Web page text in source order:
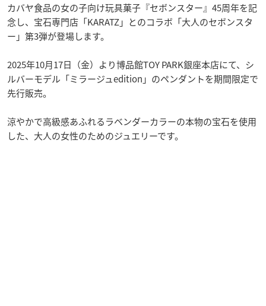
カバヤ食品の女の子向け玩具菓子『セボンスター』45周年を記
念し、宝石専門店「KARATZ」とのコラボ「大人のセボンスタ
ー」第3弾が登場します。
2025年10月17日（金）より博品館TOY PARK銀座本店にて、シ
ルバーモデル「ミラージュedition」のペンダントを期間限定で
先行販売。
涼やかで高級感あふれるラベンダーカラーの本物の宝石を使用
した、大人の女性のためのジュエリーです。